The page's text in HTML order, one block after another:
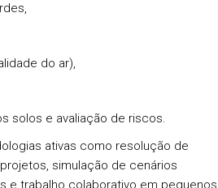
do ar),
solos e avaliação de riscos.
ativas como resolução de
simulação de cenários
e trabalho colaborativo em pequenos